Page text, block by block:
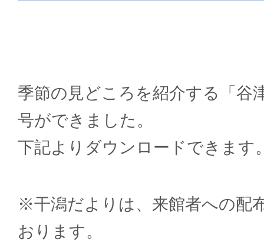
季節の見どころを紹介する「谷
号ができました。
下記よりダウンロードできます
※干潟だよりは、来館者への配
おります。